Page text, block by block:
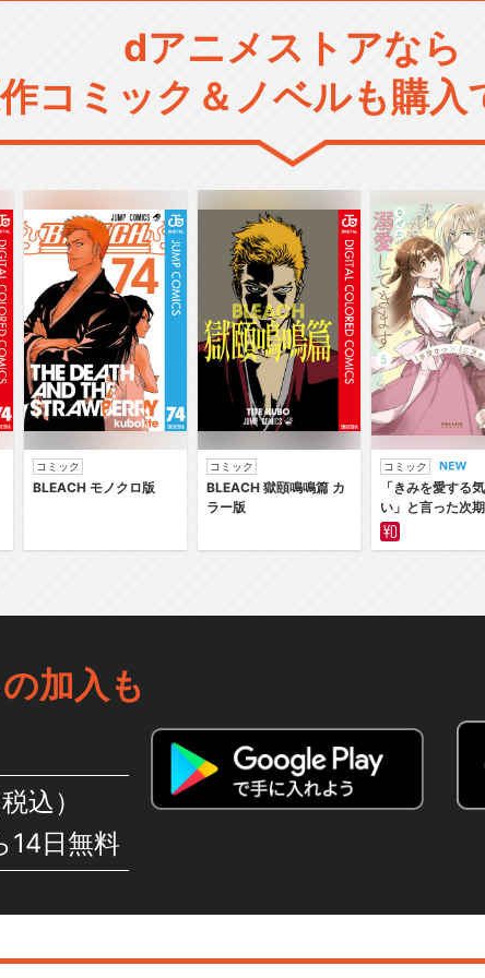
dアニメストアなら
コミック＆ノベルも購入
コミック
BLEACH モノクロ版
コミック
BLEACH 獄頤鳴鳴篇 カ
ラー版
コミック
「きみを愛する
い」と言った次
がなぜか溺愛して
加入も
込）
14日無料